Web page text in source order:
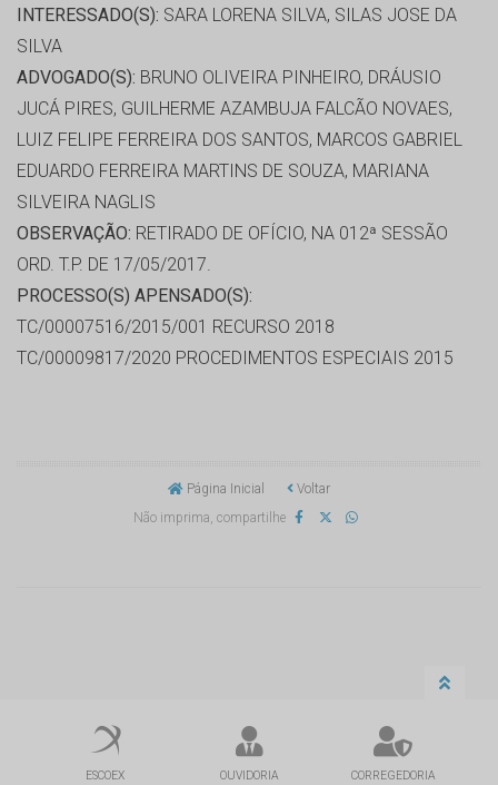
INTERESSADO(S): SARA LORENA SILVA, SILAS JOSE DA
SILVA
ADVOGADO(S): BRUNO OLIVEIRA PINHEIRO, DRÁUSIO
JUCÁ PIRES, GUILHERME AZAMBUJA FALCÃO NOVAES,
LUIZ FELIPE FERREIRA DOS SANTOS, MARCOS GABRIEL
EDUARDO FERREIRA MARTINS DE SOUZA, MARIANA
SILVEIRA NAGLIS
OBSERVAÇÃO: RETIRADO DE OFÍCIO, NA 012ª SESSÃO
ORD. T.P. DE 17/05/2017.
PROCESSO(S) APENSADO(S):
TC/00007516/2015/001 RECURSO 2018
TC/00009817/2020 PROCEDIMENTOS ESPECIAIS 2015
Página Inicial
Voltar
Não imprima, compartilhe
ESCOEX OUVIDORIA CORREGEDORIA